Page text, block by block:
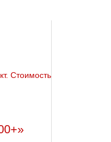
Стоимость